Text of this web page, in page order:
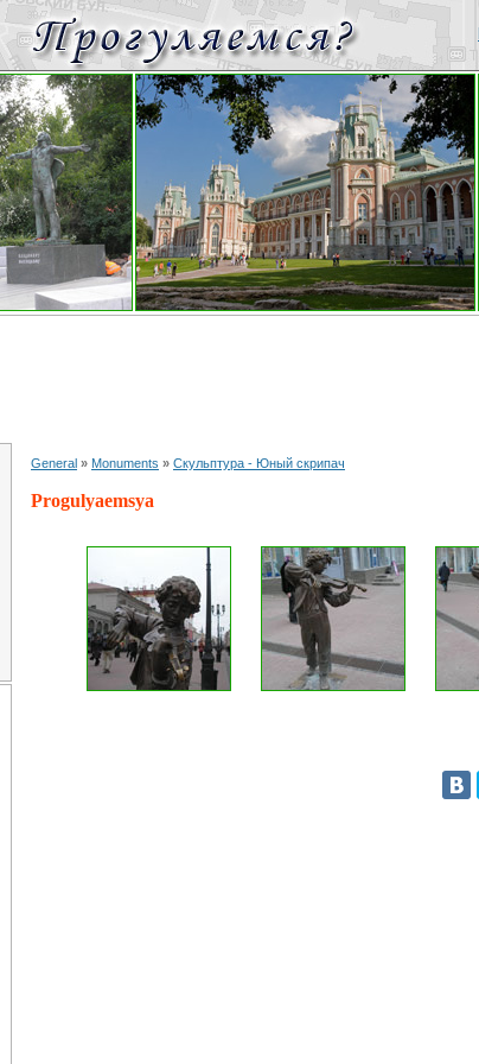
General » Monuments » Скульптура - Юный скрипач
Progulyaemsya